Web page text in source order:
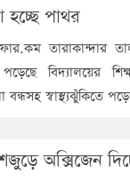
হচ্ছে পাথর
তারাকান্দার
বিদ্যালয়ের
বন্ধসহ স্বাস্থ্যঝুঁকিতে
অক্সিজেন